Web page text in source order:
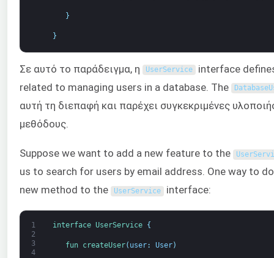
}
}
Σε αυτό το παράδειγμα, η UserService interface
related to managing users in a database. The
αυτή τη διεπαφή και παρέχει συγκεκριμένες
μεθόδους.
Suppose we want to add a new feature to the
us to search for users by email address. One way to
new method to the
UserService interface:
1
2
3
4
interface UserService {
fun createUser( user: User)